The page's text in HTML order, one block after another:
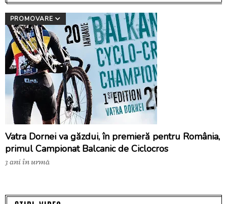
PROMOVARE
Vatra Dornei va găzdui, în premieră pentru România,
primul Campionat Balcanic de Ciclocros
3 ani în urmă